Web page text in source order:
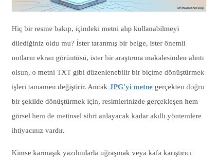
Hiç bir resme bakıp, içindeki metni alıp kullanabilmeyi
dilediğiniz oldu mu? İster taranmış bir belge, ister önemli
notların ekran görüntüsü, ister bir araştırma makalesinden alıntı
olsun, o metni TXT gibi düzenlenebilir bir biçime dönüştürmek
işleri tamamen değiştirir. Ancak JPG'yi metne gerçekten doğru
bir şekilde dönüştürmek için, resimlerinizde gerçekleşen hem
görsel hem de metinsel sihri anlayacak kadar akıllı yöntemlere
ihtiyacınız vardır.
Kimse karmaşık yazılımlarla uğraşmak veya kafa karıştırıcı